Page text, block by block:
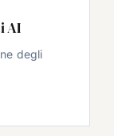
AI
degli